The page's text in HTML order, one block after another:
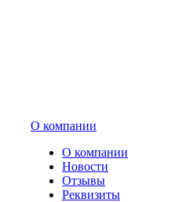
О компании
О компании
Новости
Отзывы
Реквизиты